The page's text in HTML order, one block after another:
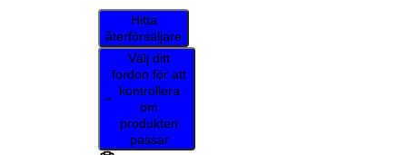
Hitta
återförsäljare
Välj ditt
fordon för att
kontrollera
om
produkten
passar